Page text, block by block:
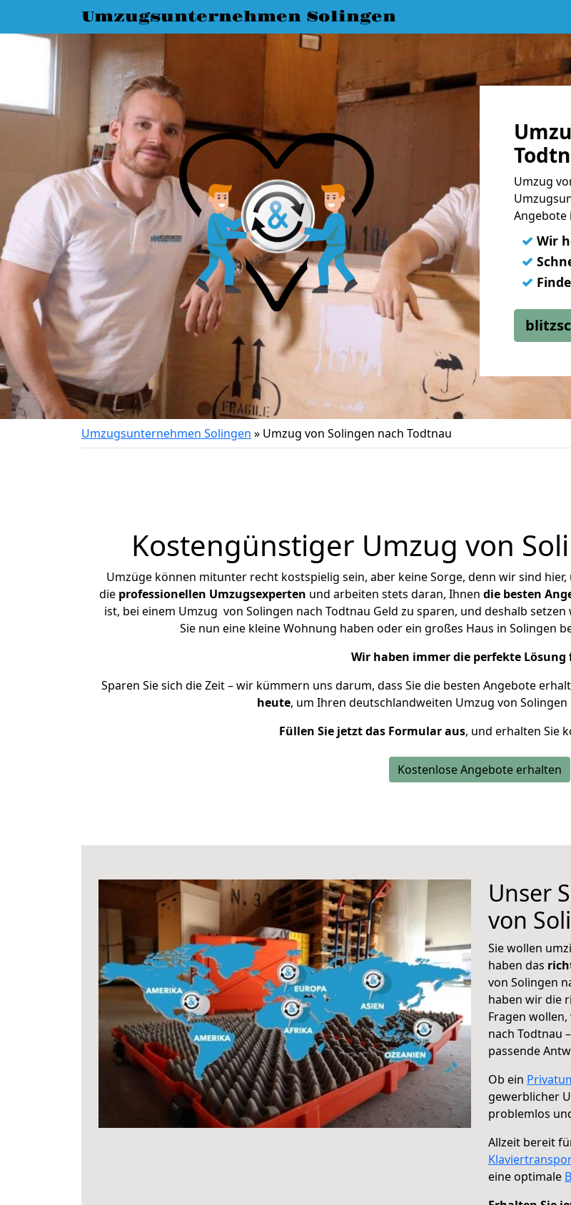
Umzugsunternehmen Solingen
Umzug
Angebote
✓ Wir
✓
✓
Umzugsunternehmen Solingen » Umzug von Solingen nach Todtnau
Kostengünstiger Umzug von
Umzüge können mitunter recht kostspielig sein, aber keine Sorge, denn wir sind
die professionellen Umzugsexperten und arbeiten stets daran, Ihnen die besten
ist, bei einem Umzug von Solingen nach Todtnau Geld zu sparen, und deshalb
Sie nun eine kleine Wohnung haben oder ein großes Haus in Solingen
Wir haben immer die perfekte Lösung
Sparen Sie sich die Zeit – wir kümmern uns darum, dass Sie die besten Angebote
heute, um Ihren deutschlandweiten Umzug von Solingen
Füllen Sie jetzt das Formular aus, und erhalten Sie
Kostenlose Angebote erhalten
Unser
von
Sie wollen
haben das
von Solingen
haben wir die
Fragen wollen,
nach Todtnau
passende
Ob ein
gewerblicher
problemlos
Allzeit bereit
eine optimale